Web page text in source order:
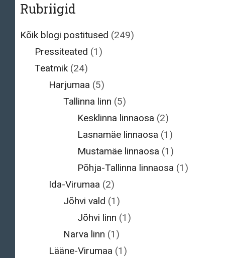
Rubriigid
Kõik blogi postitused (249)
Pressiteated (1)
Teatmik(24)
Harjumaa (5)
Tallinna linn (5)
Kesklinna linnaosa (2)
Lasnamäe linnaosa (1)
Mustamäe linnaosa (1)
Põhja-Tallinna linnaosa (1)
Ida-Virumaa (2)
Jõhvi vald (1)
Jõhvi linn (1)
Narva linn (1)
Lääne-Virumaa (1)